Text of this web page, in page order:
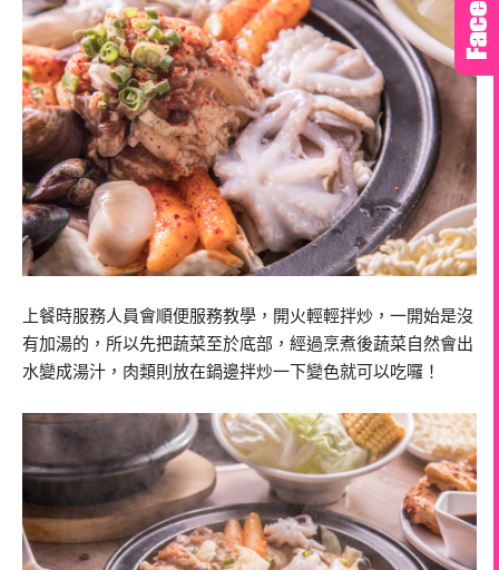
上餐時服務人員會順便服務教學，開火輕輕拌炒，一開始是沒
有加湯的，所以先把蔬菜至於底部，經過烹煮後蔬菜自然會出
水變成湯汁，肉類則放在鍋邊拌炒一下變色就可以吃囉！